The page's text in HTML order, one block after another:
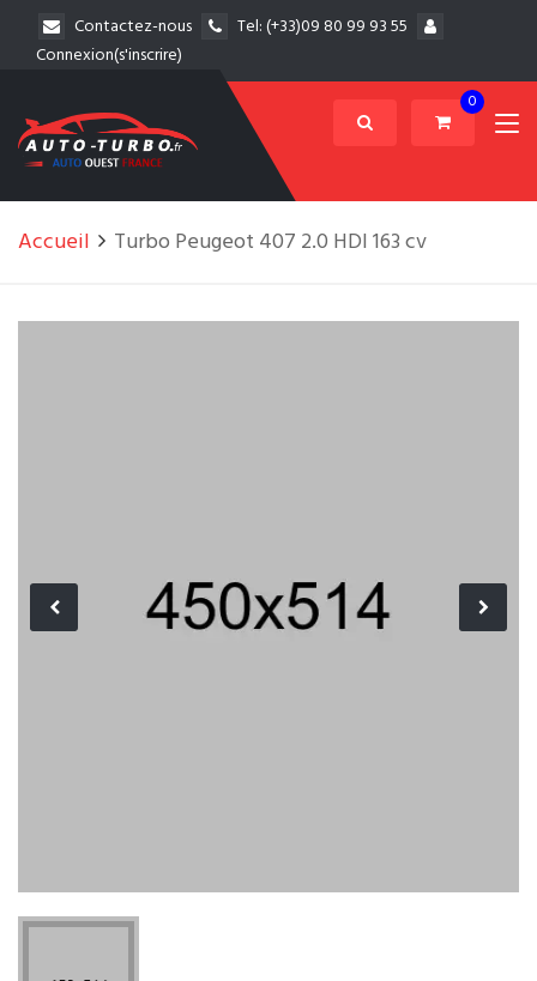
Contactez-nous Tel:(+33)09 80 99 93 55
Connexion(s'inscrire)
0
Accueil Turbo Peugeot 407 2.0 HDI 163 cv